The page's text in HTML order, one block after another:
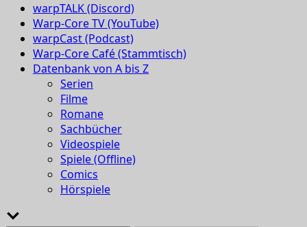
warpTALK (Discord)
Warp-Core TV (YouTube)
warpCast (Podcast)
Warp-Core Café (Stammtisch)
Datenbank von A bis Z
Serien
Filme
Romane
Sachbücher
Videospiele
Spiele (Offline)
Comics
Hörspiele